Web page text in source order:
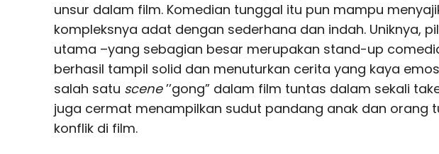
unsur dalam film. Komedian tunggal itu pun mampu
kompleksnya adat dengan sederhana dan indah. Uniknya,
utama –yang sebagian besar merupakan stand-up
berhasil tampil solid dan menuturkan cerita yang kaya
salah satu scene’’gong” dalam film tuntas dalam sekali
juga cermat menampilkan sudut pandang anak dan orang
konflik di film.